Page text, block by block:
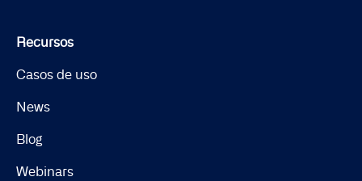
Recursos
Casos de uso
News
Blog
Webinars